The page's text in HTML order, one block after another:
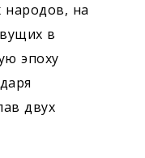
народов, на
в
эпоху
двух